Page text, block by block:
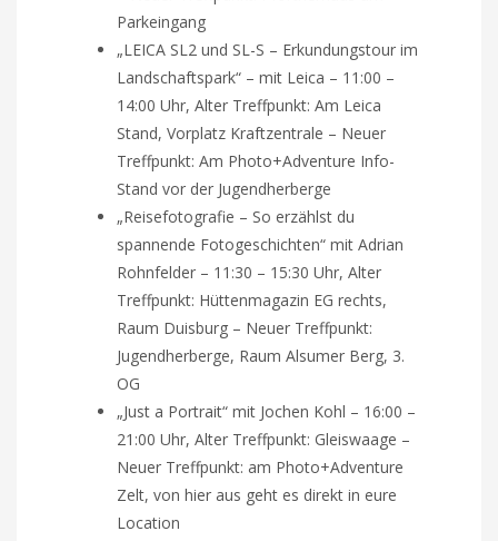
Parkeingang
„LEICA SL2 und SL-S – Erkundungstour im
Landschaftspark“ – mit Leica – 11:00 –
14:00 Uhr, Alter Treffpunkt: Am Leica
Stand, Vorplatz Kraftzentrale – Neuer
Treffpunkt: Am Photo+Adventure Info-
Stand vor der Jugendherberge
„Reisefotografie – So erzählst du
spannende Fotogeschichten“ mit Adrian
Rohnfelder – 11:30 – 15:30 Uhr, Alter
Treffpunkt: Hüttenmagazin EG rechts,
Raum Duisburg – Neuer Treffpunkt:
Jugendherberge, Raum Alsumer Berg, 3.
OG
„Just a Portrait“ mit Jochen Kohl – 16:00 –
21:00 Uhr, Alter Treffpunkt: Gleiswaage –
Neuer Treffpunkt: am Photo+Adventure
Zelt, von hier aus geht es direkt in eure
Location